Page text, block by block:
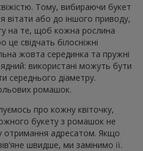
Тому, вибираючи букет
або до іншого приводу,
на те, щоб кожна рослина
свідчать білосніжні
жовта серединка та пружні
використані можуть бути
середнього діаметру.
ромашок.
про кожну квіточку,
букету з ромашок не
отримання адресатом. Якщо
швидше, ми замінимо її.